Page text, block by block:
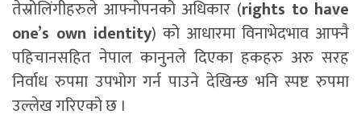
तेस्रोलिंगीहरुले आफ्नोपनको अधिकार (rights to have
one’s own identity) को आधारमा विनाभेदभाव आफ्नै
पहिचानसहित नेपाल कानुनले दिएका हकहरु अरु सरह
निर्वाध रुपमा उपभोग गर्न पाउने देखिन्छ भनि स्पष्ट रुपमा
उल्लेख गरिएको छ ।